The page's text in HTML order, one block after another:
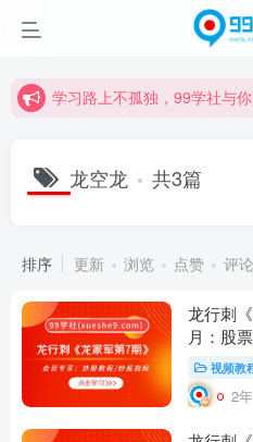
学习路上不孤独，99学社与你同行！分享全网优质VIP资源，炒股教程、创
学习路上不孤独，99学社与你同行！分享全网优质VIP资源，炒股教程、创
龙空龙 共3篇
排序 更新 浏览 点赞 评论
龙行刺
月：股
视频教
2